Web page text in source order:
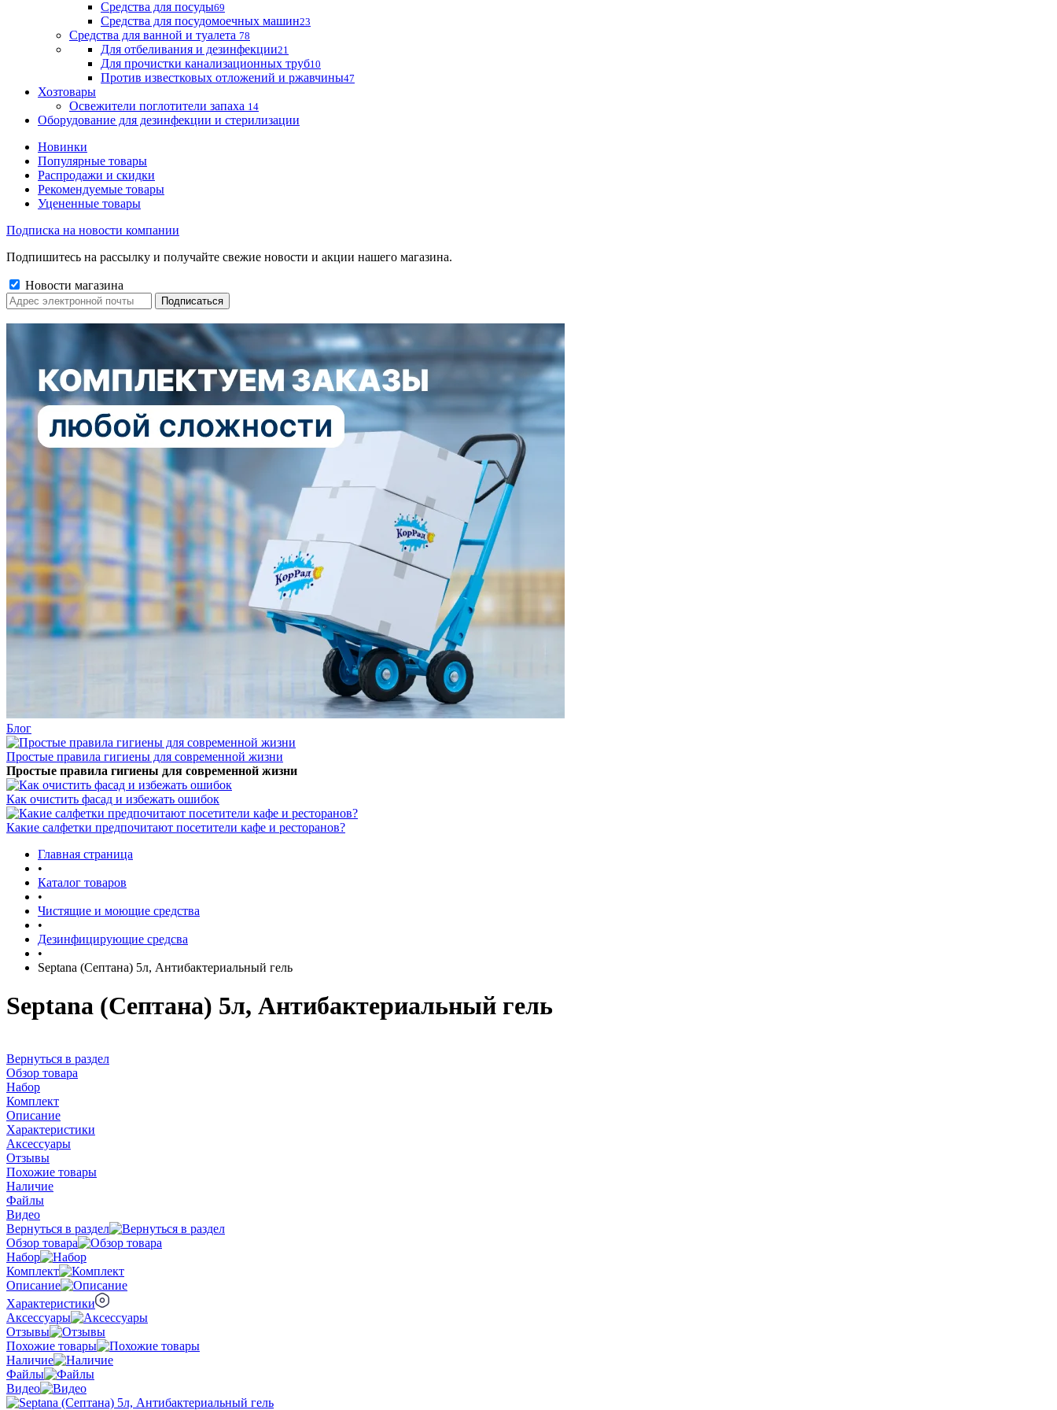
Средства для посуды69
Средства для посудомоечных машин23
Средства для ванной и туалета 78
Для отбеливания и дезинфекции21
Для прочистки канализационных труб10
Против известковых отложений и ржавчины47
Хозтовары
Освежители поглотители запаха 14
Оборудование для дезинфекции и стерилизации
Новинки
Популярные товары
Распродажи и скидки
Рекомендуемые товары
Уцененные товары
Подписка на новости компании
Подпишитесь на рассылку и получайте свежие новости и акции нашего магазина.
Новости магазина
Блог
Простые правила гигиены для современной жизни
Простые правила гигиены для современной жизни
Как очистить фасад и избежать ошибок
Какие салфетки предпочитают посетители кафе и ресторанов?
Главная страница
•
Каталог товаров
•
Чистящие и моющие средства
•
Дезинфицирующие средсва
•
Septana (Септана) 5л, Антибактериальный гель
Septana (Септана) 5л, Антибактериальный гель
Вернуться в раздел
Обзор товара
Набор
Комплект
Описание
Характеристики
Аксессуары
Отзывы
Похожие товары
Наличие
Файлы
Видео
Вернуться в раздел
Обзор товара
Набор
Комплект
Описание
Характеристики
Аксессуары
Отзывы
Похожие товары
Наличие
Файлы
Видео